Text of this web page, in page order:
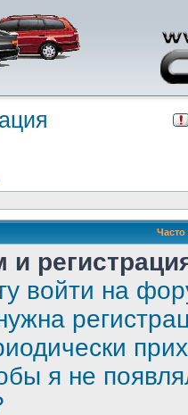
войти на
я не